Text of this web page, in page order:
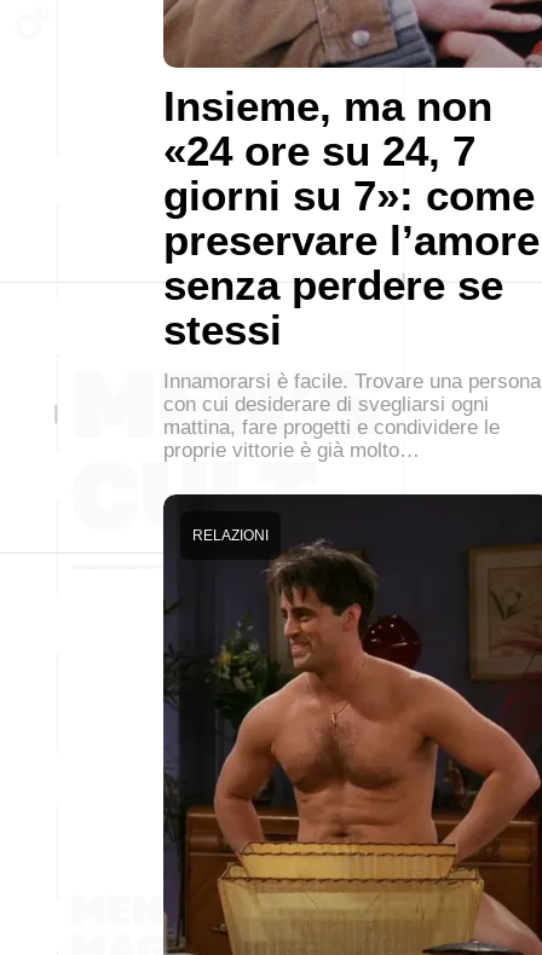
Insieme, ma non
«24 ore su 24, 7
giorni su 7»: come
preservare l’amore
senza perdere se
stessi
Innamorarsi è facile. Trovare una persona
con cui desiderare di svegliarsi ogni
mattina, fare progetti e condividere le
proprie vittorie è già molto…
RELAZIONI